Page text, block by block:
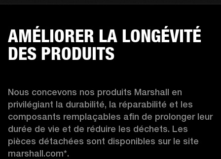
AMÉLIORER LA LONGÉVITÉ
DES PRODUITS
Nous concevons nos produits Marshall en
privilégiant la durabilité, la réparabilité et les
composants remplaçables afin de prolonger leur
durée de vie et de réduire les déchets. Les
pièces détachées sont disponibles sur le site
marshall.com*.